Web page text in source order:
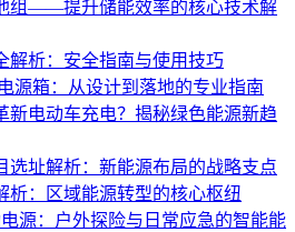
组——提升储能效率的核心技术解
解析：安全指南与使用技巧
源箱：从设计到落地的专业指南
新电动车充电？揭秘绿色能源新趋
选址解析：新能源布局的战略支点
析：区域能源转型的核心枢纽
源：户外探险与日常应急的智能能